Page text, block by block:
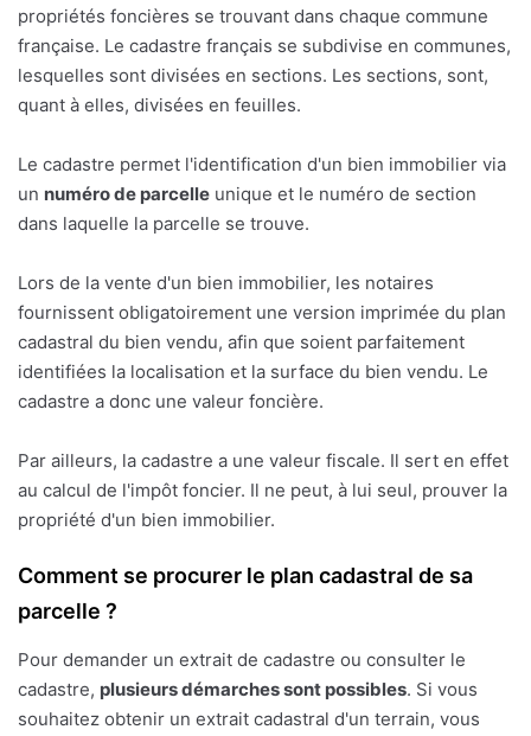
propriétés foncières se trouvant dans chaque commune
française. Le cadastre français se subdivise en communes,
lesquelles sont divisées en sections. Les sections, sont,
quant à elles, divisées en feuilles.
Le cadastre permet l'identification d'un bien immobilier via
un numéro de parcelle unique et le numéro de section
dans laquelle la parcelle se trouve.
Lors de la vente d'un bien immobilier, les notaires
fournissent obligatoirement une version imprimée du plan
cadastral du bien vendu, afin que soient parfaitement
identifiées la localisation et la surface du bien vendu. Le
cadastre a donc une valeur foncière.
Par ailleurs, la cadastre a une valeur fiscale. Il sert en effet
au calcul de l'impôt foncier. Il ne peut, à lui seul, prouver la
propriété d'un bien immobilier.
Comment se procurer le plan cadastral de sa
parcelle ?
Pour demander un extrait de cadastre ou consulter le
cadastre, plusieurs démarches sont possibles. Si vous
souhaitez obtenir un extrait cadastral d'un terrain, vous